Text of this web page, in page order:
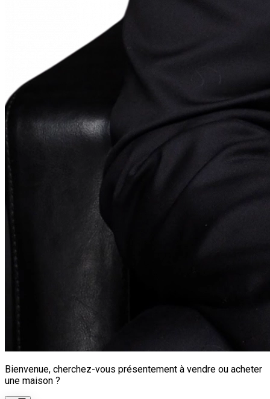
Bienvenue, cherchez-vous présentement à vendre ou acheter
une maison ?